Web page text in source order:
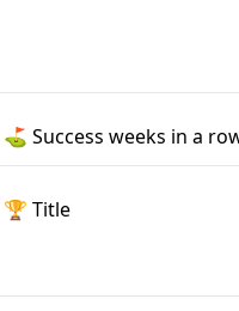
⛳️ Success weeks in a
🏆 Title